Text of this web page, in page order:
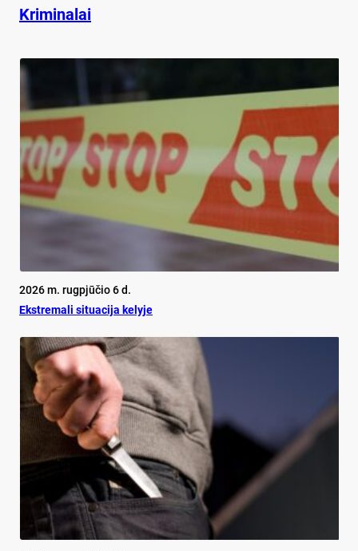
Kriminalai
2026 m. rugpjūčio 6 d.
Ekst­re­ma­li si­tua­ci­ja ke­ly­je